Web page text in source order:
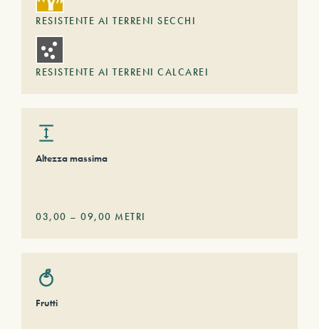
RESISTENTE AI TERRENI SECCHI
RESISTENTE AI TERRENI CALCAREI
Altezza massima
03,00 – 09,00 METRI
Frutti